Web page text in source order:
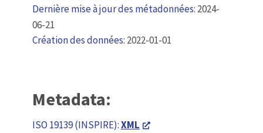
Dernière mise à jour des métadonnées: 2024-
06-21
Création des données: 2022-01-01
Metadata:
ISO 19139 (INSPIRE):XML